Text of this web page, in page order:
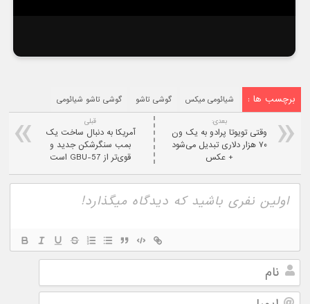
برچسب ها : شیائومی میکس گوشی تاشو گوشی تاشو شیائومی
قبلی
آمریکا به دنبال ساخت یک
بمب سنگرشکن جدید و
قوی‌تر از GBU-57 است
بعدی:
وقتی تویوتا پرادو به یک ون
۷۰ هزار دلاری تبدیل می‌شود
+ عکس
نام
ایمیل